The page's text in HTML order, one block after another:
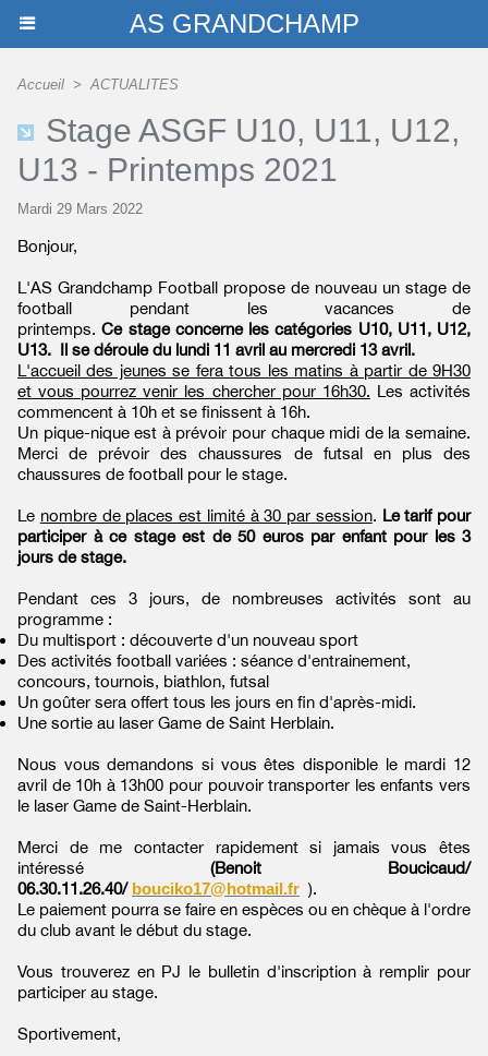
AS GRANDCHAMP
Accueil > ACTUALITES
Stage ASGF U10, U11, U12,
U13 - Printemps 2021
Mardi 29 Mars 2022
Bonjour,
L'AS Grandchamp Football propose de nouveau un stage de
football pendant les vacances de
printemps.Ce stage concerne les catégories U10, U11, U12,
U13. Il se déroule du lundi 11 avril au mercredi 13 avril.
L'accueil des jeunes se fera tous les matins à partir de 9H30
et vous pourrez venir les chercher pour 16h30. Les activités
commencent à 10h et se finissent à 16h.
Un pique-nique est à prévoir pour chaque midi de la semaine.
Merci de prévoir des chaussures de futsal en plus des
chaussures de football pour le stage.
Le nombre de places est limité à 30 par session. Le tarif pour
participer à ce stage est de 50 euros par enfant pour les 3
jours de stage.
Pendant ces 3 jours, de nombreuses activités sont au
programme :
Du multisport : découverte d'un nouveau sport
Des activités football variées : séance d'entrainement,
concours, tournois, biathlon, futsal
Un goûter sera offert tous les jours en fin d'après-midi.
Une sortie au laser Game de Saint Herblain.
Nous vous demandons si vous êtes disponible le mardi 12
avril de 10h à 13h00 pour pouvoir transporter les enfants vers
le laser Game de Saint-Herblain.
Merci de me contacter rapidement si jamais vous êtes
intéressé (Benoit Boucicaud/
06.30.11.26.40/ bouciko17@hotmail.fr ).
Le paiement pourra se faire en espèces ou en chèque à l'ordre
du club avant le début du stage.
Vous trouverez en PJ le bulletin d'inscription à remplir pour
participer au stage.
Sportivement,